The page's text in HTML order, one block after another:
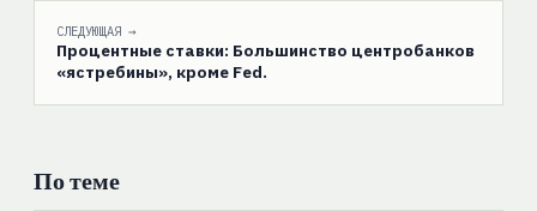
СЛЕДУЮЩАЯ →
Процентные ставки: Большинство центробанков
«ястребины», кроме Fed.
По теме